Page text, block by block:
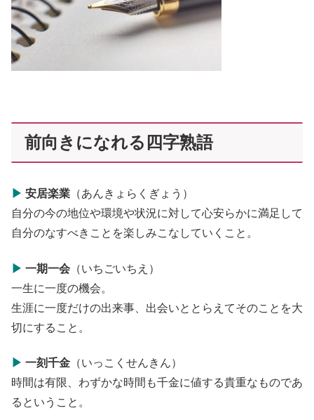
前向きになれる四字熟語
▶ 安居楽業 （あんきょらくぎょう）
自分の今の地位や環境や状況に対して心安らかに満足して
自分のなすべきことを楽しみこなしていくこと。
▶ 一期一会 （いちごいちえ）
一生に一度の機会。
生涯に一度だけの出来事、出会いととらえてそのことを大
切にすること。
▶ 一刻千金 （いっこくせんきん）
時間は有限、わずかな時間も千金に値する貴重なものであ
るということ。